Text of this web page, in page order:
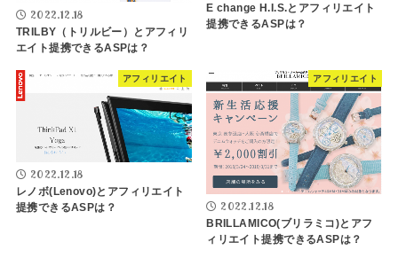
2022.12.18
TRILBY（トリルビー）とアフィリ
エイト提携できるASPは？
E change H.I.S.とアフィリエイト
提携できるASPは？
アフィリエイト
2022.12.18
レノボ(Lenovo)とアフィリエイト
提携できるASPは？
アフィリエイト
2022.12.18
BRILLAMICO(ブリラミコ)とアフ
ィリエイト提携できるASPは？